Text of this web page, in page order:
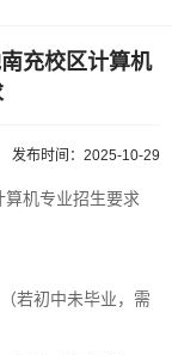
充校区计算机
发布时间：2025-10-29
机专业招生要求
若初中未毕业，需